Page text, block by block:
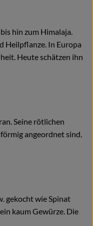
hin zum Himalaja.
Heilpflanze. In Europa
Heute schätzen ihn
Seine rötlichen
angeordnet sind.
gekocht wie Spinat
kaum Gewürze. Die